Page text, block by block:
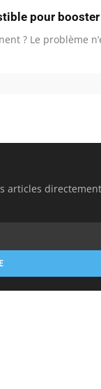
pour
? Le problème
articles